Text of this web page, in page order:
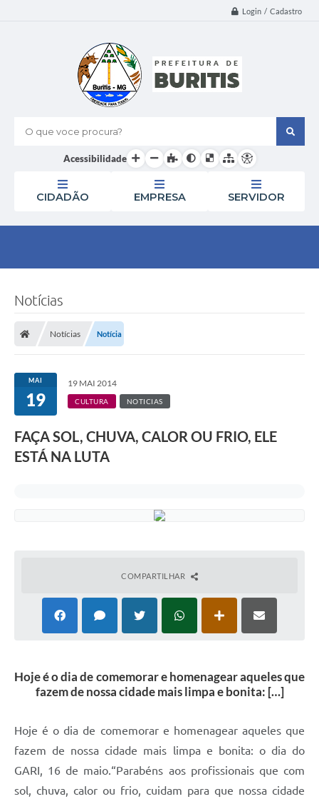
Login / Cadastro
O que voce procura?
Acessibilidade
CIDADÃO EMPRESA SERVIDOR
Notícias
Notícias Notícia
MAI
19
19 MAI 2014
CULTURA NOTICIAS
FAÇA SOL, CHUVA, CALOR OU FRIO, ELE
ESTÁ NA LUTA
COMPARTILHAR
Hoje é o dia de comemorar e homenagear aqueles que
fazem de nossa cidade mais limpa e bonita: […]
Hoje é o dia de comemorar e homenagear aqueles que
fazem de nossa cidade mais limpa e bonita: o dia do
GARI, 16 de maio.“Parabéns aos profissionais que com
sol, chuva, calor ou frio, cuidam para que nossa cidade